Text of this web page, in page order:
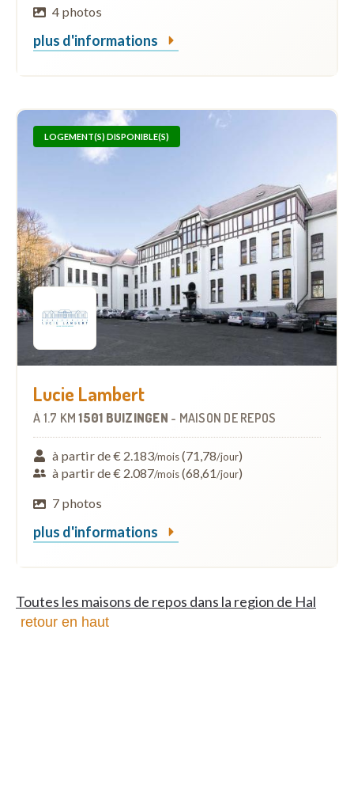
4 photos
plus d'informations
LOGEMENT(S) DISPONIBLE(S)
Lucie Lambert
À 1.7 KM 1501 BUIZINGEN - MAISON DE REPOS
à partir de € 2.183/mois(71,78/jour)
à partir de € 2.087/mois(68,61/jour)
7 photos
plus d'informations
Toutes les maisons de repos dans la region de Hal
retour en haut